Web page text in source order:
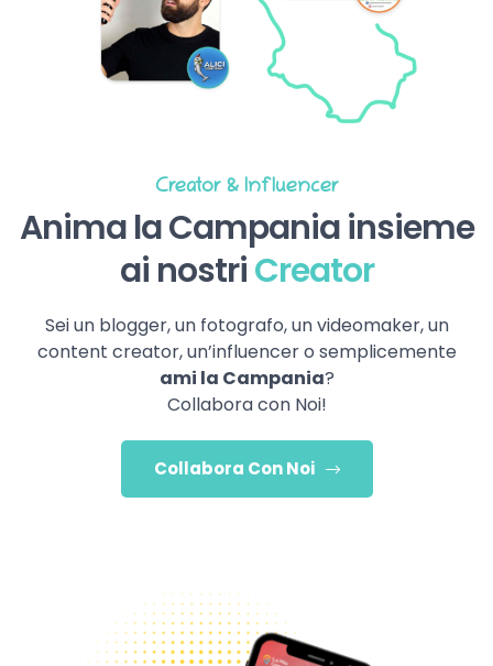
Creator & Influencer
Anima la Campania insieme
ai nostriCreator
Sei un blogger, un fotografo, un videomaker, un
content creator, un’influencer o semplicemente
ami la Campania?
Collabora con Noi!
Collabora Con Noi